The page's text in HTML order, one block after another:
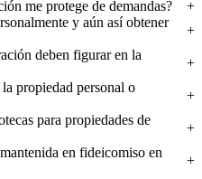
me protege de demandas?
y aún así obtener
deben figurar en la
propiedad personal o
para propiedades de
en fideicomiso en